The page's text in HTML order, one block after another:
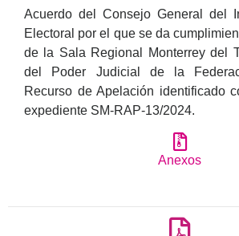
Acuerdo del Consejo General del
Electoral por el que se da
de la Sala Regional Monterrey del
del Poder Judicial de la
Recurso de Apelación identificado
expediente SM-RAP-13/2024.
Anexos